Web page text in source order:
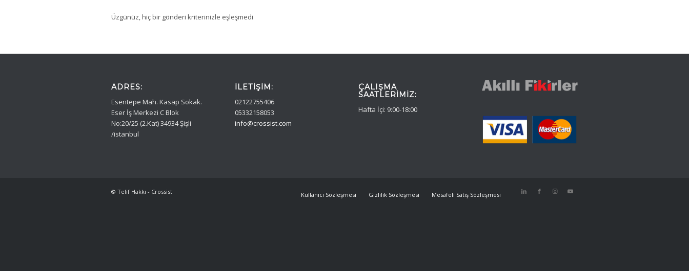
Üzgünüz, hiç bir gönderi kriterinizle eşleşmedi
ADRES:
Esentepe Mah. Kasap Sokak.
Eser İş Merkezi C Blok
No:20/25 (2.Kat) 34934 Şişli
/istanbul
İLETIŞIM:
02122755406
05332158053
info@crossist.com
ÇALIŞMA
SAATLERIMIZ:
Hafta İçi: 9:00-18:00
© Telif Hakkı - Crossist Kullanıcı Sözleşmesi Gizlilik Sözleşmesi Mesafeli Satış Sözleşmesi